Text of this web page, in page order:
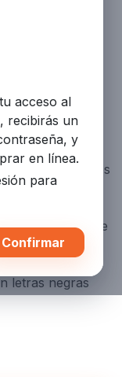
SP)
usarse en todos
a todo el
que la
de CO2 y que
cuando se
mm) de
letras negras
acceso al
recibirás un
y
en línea.
para
Confirmar